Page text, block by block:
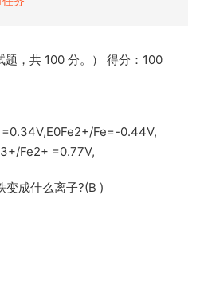
，共 100 分。） 得分：100
Fe=-0.44V,
Fe2+ =0.77V,
变成什么离子?(B )